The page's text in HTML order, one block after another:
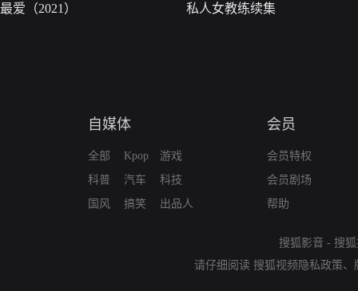
最爱（2021） 私人女教练续集
自媒体
全部
科普
国风
Kpop
汽车
搞笑
游戏
科技
出品人
会员
会员特权
会员剧场
帮助
搜狐影音 - 搜
请仔细阅读 搜狐视频隐私政策、